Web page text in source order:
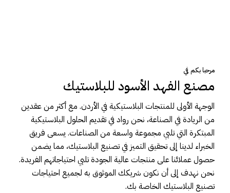
مرحبا بكم في
مصنع الفهد الأسود للبلاستيك
الوجهة الأولى للمنتجات البلاستيكية في الأردن. مع أكثر من عقدين
من الريادة في الصناعة، نحن رواد في تقديم الحلول البلاستيكية
المبتكرة التي تلبي مجموعة واسعة من الصناعات. يسعى فريق
الخبراء لدينا إلى تحقيق التميز في تصنيع البلاستيك، مما يضمن
حصول عملائنا على منتجات عالية الجودة تلبي احتياجاتهم الفريدة.
نحن نهدف إلى أن نكون شريكك الموثوق به لجميع احتياجات
تصنيع البلاستيك الخاصة بك.